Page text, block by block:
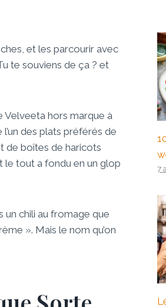
et les parcourir avec
te souviens de ça ? et
Velveeta hors marque à
l’un des plats préférés de
de boîtes de haricots
le tout a fondu en un glop
un chili au fromage que
». Mais le nom qu’on
7